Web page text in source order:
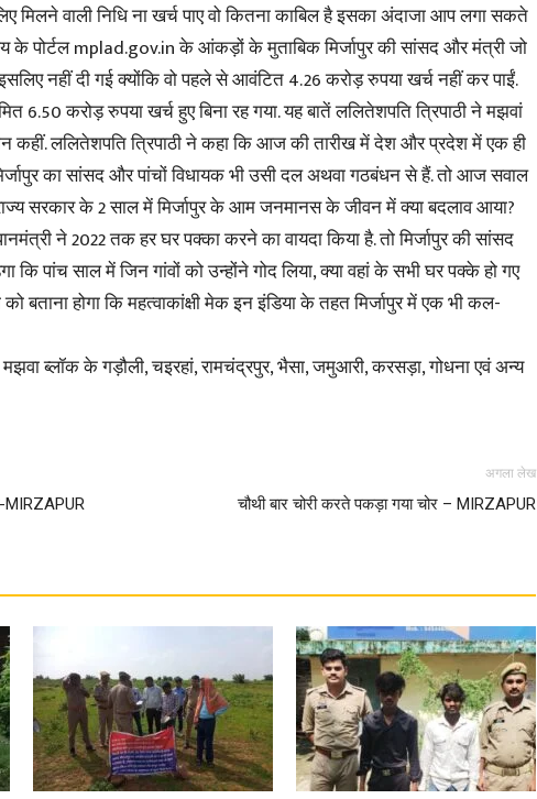
Hindi
News
मिलने वाली निधि ना खर्च पाए वो कितना काबिल है इसका अंदाजा आप लगा सकते
के पोर्टल mplad.gov.in के आंकड़ों के मुताबिक मिर्जापुर की सांसद और मंत्री जो
नहीं दी गई क्योंकि वो पहले से आवंटित 4.26 करोड़ रुपया खर्च नहीं कर पाईं.
6.50 करोड़ रुपया खर्च हुए बिना रह गया. यह बातें ललितेशपति त्रिपाठी ने मझवां
कहीं. ललितेशपति त्रिपाठी ने कहा कि आज की तारीख में देश और प्रदेश में एक ही
का सांसद और पांचों विधायक भी उसी दल अथवा गठबंधन से हैं. तो आज सवाल
सरकार के 2 साल में मिर्जापुर के आम जनमानस के जीवन में क्या बदलाव आया?
ने 2022 तक हर घर पक्का करने का वायदा किया है. तो मिर्जापुर की सांसद
कि पांच साल में जिन गांवों को उन्होंने गोद लिया, क्या वहां के सभी घर पक्के हो गए
बताना होगा कि महत्वाकांक्षी मेक इन इंडिया के तहत मिर्जापुर में एक भी कल-
ब्लॉक के गड़ौली, चइरहां, रामचंद्रपुर, भैसा, जमुआरी, करसड़ा, गोधना एवं अन्य
अगला लेख
चौथी बार चोरी करते पकड़ा गया चोर – MIRZAPUR